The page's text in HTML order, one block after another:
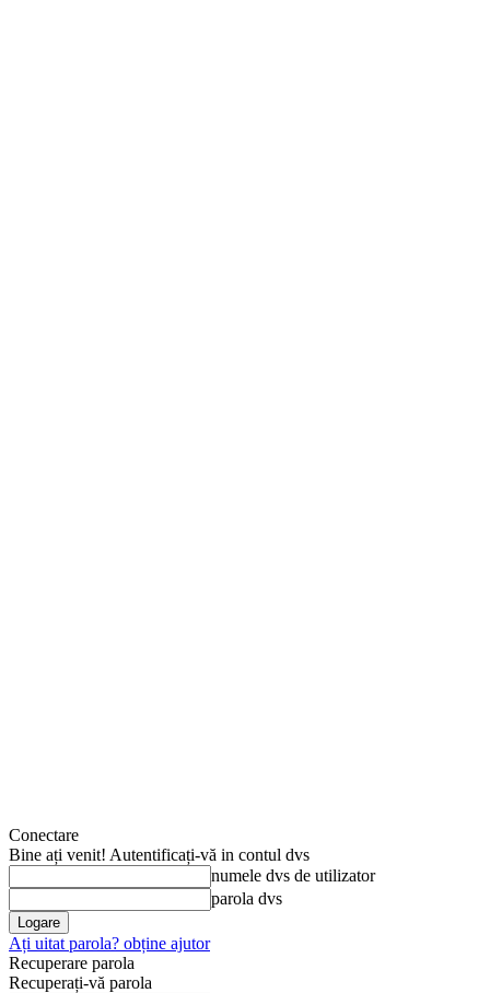
Conectare
Bine ați venit! Autentificați-vă in contul dvs
numele dvs de utilizator
parola dvs
Ați uitat parola? obține ajutor
Recuperare parola
Recuperați-vă parola